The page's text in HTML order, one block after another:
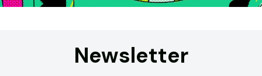
Newsletter